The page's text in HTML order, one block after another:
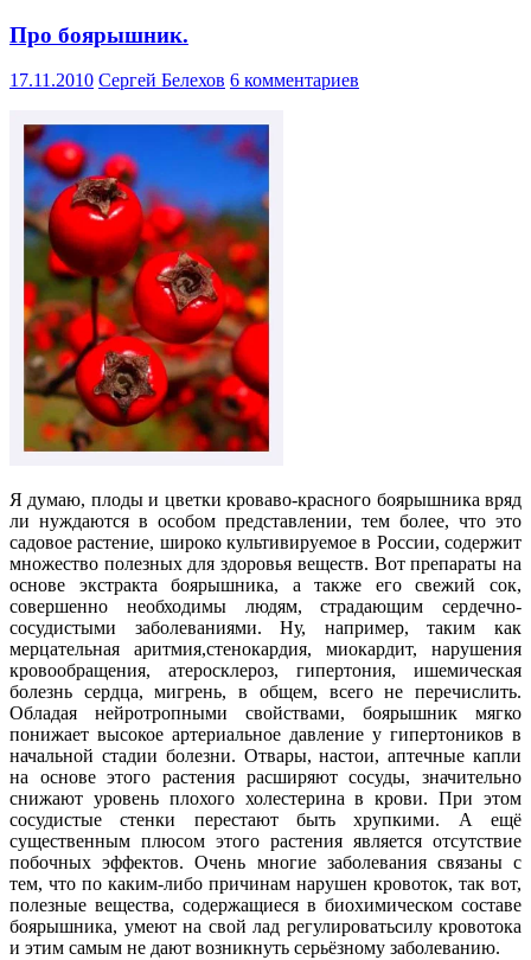
Про боярышник.
17.11.2010 Сергей Белехов 6 комментариев
Я думаю, плоды и цветки кроваво-красного боярышника вряд
ли нуждаются в особом представлении, тем более, что это
садовое растение, широко культивируемое в России, содержит
множество полезных для здоровья веществ. Вот препараты на
основе экстракта боярышника, а также его свежий сок,
совершенно необходимы людям, страдающим сердечно-
сосудистыми заболеваниями. Ну, например, таким как
мерцательная аритмия,стенокардия, миокардит, нарушения
кровообращения, атеросклероз, гипертония, ишемическая
болезнь сердца, мигрень, в общем, всего не перечислить.
Обладая нейротропными свойствами, боярышник мягко
понижает высокое артериальное давление у гипертоников в
начальной стадии болезни. Отвары, настои, аптечные капли
на основе этого растения расширяют сосуды, значительно
снижают уровень плохого холестерина в крови. При этом
сосудистые стенки перестают быть хрупкими. А ещё
существенным плюсом этого растения является отсутствие
побочных эффектов. Очень многие заболевания связаны с
тем, что по каким-либо причинам нарушен кровоток, так вот,
полезные вещества, содержащиеся в биохимическом составе
боярышника, умеют на свой лад регулироватьсилу кровотока
и этим самым не дают возникнуть серьёзному заболеванию.